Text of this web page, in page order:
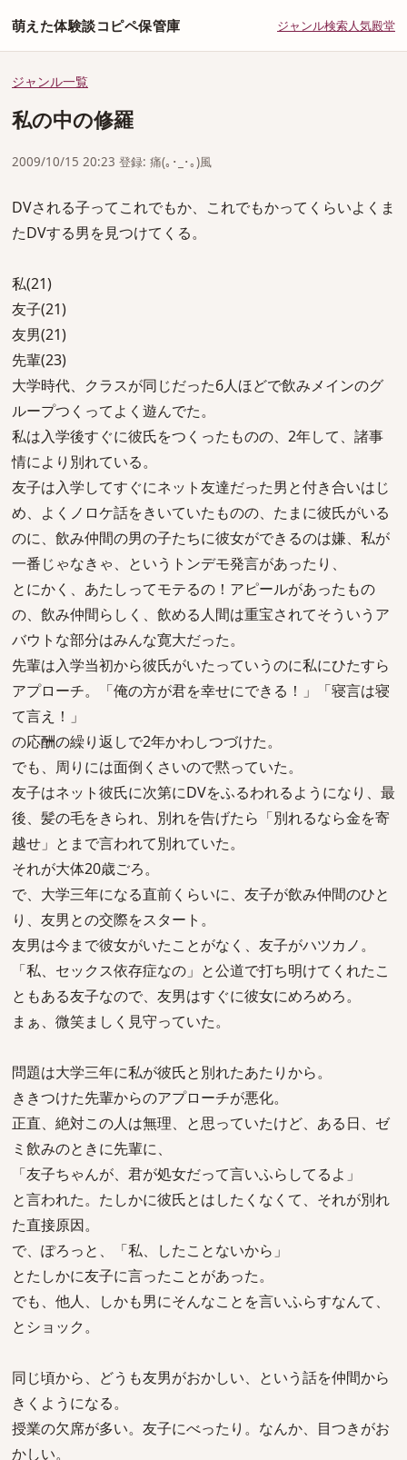
萌えた体験談コピペ保管庫 ジャンル検索人気殿堂
ジャンル一覧
私の中の修羅
2009/10/15 20:23 登録: 痛(｡･_･｡)風
DVされる子ってこれでもか、これでもかってくらいよくま
たDVする男を見つけてくる。
私(21)
友子(21)
友男(21)
先輩(23)
大学時代、クラスが同じだった6人ほどで飲みメインのグ
ループつくってよく遊んでた。
私は入学後すぐに彼氏をつくったものの、2年して、諸事
情により別れている。
友子は入学してすぐにネット友達だった男と付き合いはじ
め、よくノロケ話をきいていたものの、たまに彼氏がいる
のに、飲み仲間の男の子たちに彼女ができるのは嫌、私が
一番じゃなきゃ、というトンデモ発言があったり、
とにかく、あたしってモテるの！アピールがあったもの
の、飲み仲間らしく、飲める人間は重宝されてそういうア
バウトな部分はみんな寛大だった。
先輩は入学当初から彼氏がいたっていうのに私にひたすら
アプローチ。「俺の方が君を幸せにできる！」「寝言は寝
て言え！」
の応酬の繰り返しで2年かわしつづけた。
でも、周りには面倒くさいので黙っていた。
友子はネット彼氏に次第にDVをふるわれるようになり、最
後、髪の毛をきられ、別れを告げたら「別れるなら金を寄
越せ」とまで言われて別れていた。
それが大体20歳ごろ。
で、大学三年になる直前くらいに、友子が飲み仲間のひと
り、友男との交際をスタート。
友男は今まで彼女がいたことがなく、友子がハツカノ。
「私、セックス依存症なの」と公道で打ち明けてくれたこ
ともある友子なので、友男はすぐに彼女にめろめろ。
まぁ、微笑ましく見守っていた。
問題は大学三年に私が彼氏と別れたあたりから。
ききつけた先輩からのアプローチが悪化。
正直、絶対この人は無理、と思っていたけど、ある日、ゼ
ミ飲みのときに先輩に、
「友子ちゃんが、君が処女だって言いふらしてるよ」
と言われた。たしかに彼氏とはしたくなくて、それが別れ
た直接原因。
で、ぽろっと、「私、したことないから」
とたしかに友子に言ったことがあった。
でも、他人、しかも男にそんなことを言いふらすなんて、
とショック。
同じ頃から、どうも友男がおかしい、という話を仲間から
きくようになる。
授業の欠席が多い。友子にべったり。なんか、目つきがお
かしい。